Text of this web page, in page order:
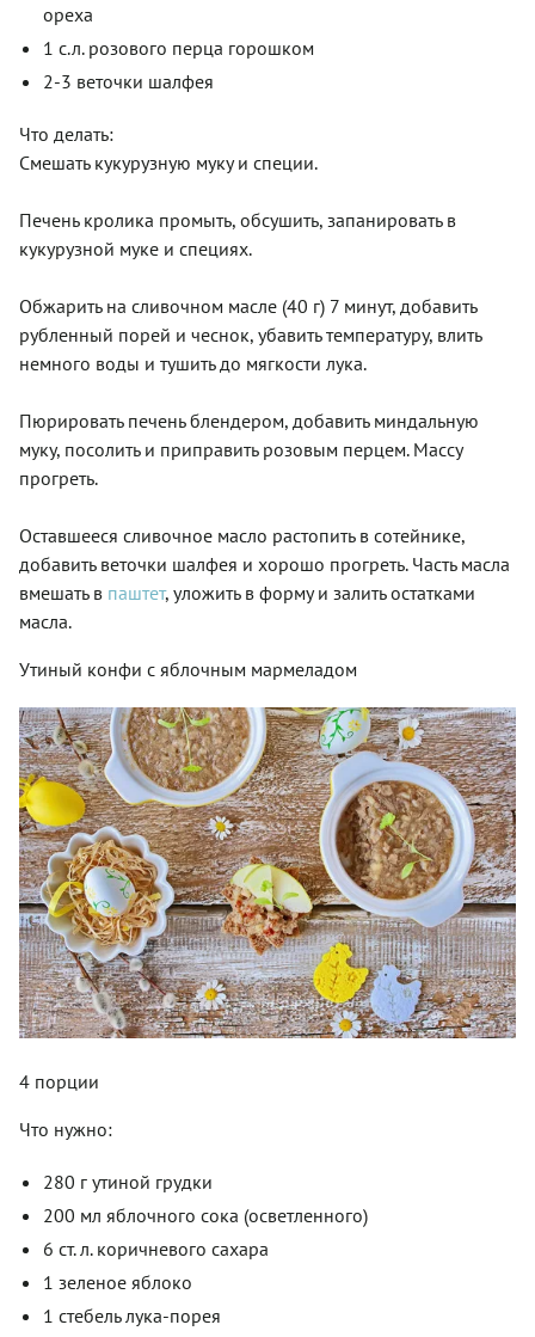
ореха
1 с.л. розового перца горошком
2-3 веточки шалфея
Что делать:
Смешать кукурузную муку и специи.
Печень кролика промыть, обсушить, запанировать в
кукурузной муке и специях.
Обжарить на сливочном масле (40 г) 7 минут, добавить
рубленный порей и чеснок, убавить температуру, влить
немного воды и тушить до мягкости лука.
Пюрировать печень блендером, добавить миндальную
муку, посолить и приправить розовым перцем. Массу
прогреть.
Оставшееся сливочное масло растопить в сотейнике,
добавить веточки шалфея и хорошо прогреть. Часть масла
вмешать в паштет, уложить в форму и залить остатками
масла.
Утиный конфи с яблочным мармеладом
4 порции
Что нужно:
280 г утиной грудки
200 мл яблочного сока (осветленного)
6 ст. л. коричневого сахара
1 зеленое яблоко
1 стебель лука-порея